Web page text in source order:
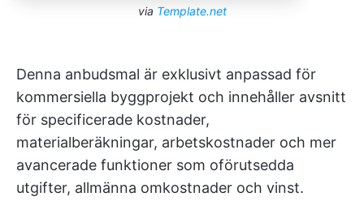
via Template.net
Denna anbudsmal är exklusivt anpassad för
kommersiella byggprojekt och innehåller avsnitt
för specificerade kostnader,
materialberäkningar, arbetskostnader och mer
avancerade funktioner som oförutsedda
utgifter, allmänna omkostnader och vinst.